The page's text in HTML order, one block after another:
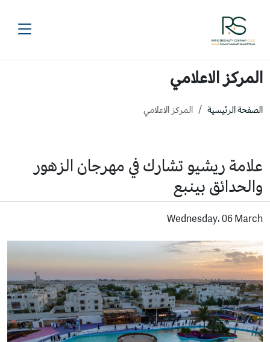
المركز الاعلامي
الصفحة الرئيسية المركز الاعلامي
علامة ريشيو تشارك في مهرجان الزهور
والحدائق بينبع
Wednesday، 06 March